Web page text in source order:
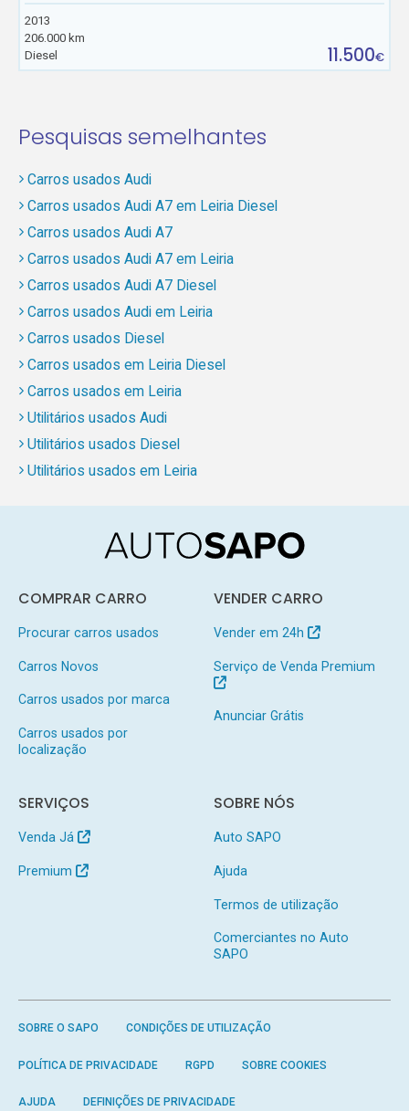
2013
206.000 km
Diesel
11.500€
Pesquisas semelhantes
Carros usados Audi
Carros usados Audi A7 em Leiria Diesel
Carros usados Audi A7
Carros usados Audi A7 em Leiria
Carros usados Audi A7 Diesel
Carros usados Audi em Leiria
Carros usados Diesel
Carros usados em Leiria Diesel
Carros usados em Leiria
Utilitários usados Audi
Utilitários usados Diesel
Utilitários usados em Leiria
COMPRAR CARRO
Procurar carros usados
Carros Novos
Carros usados por marca
Carros usados por
localização
VENDER CARRO
Vender em 24h
Serviço de Venda Premium
Anunciar Grátis
SERVIÇOS
Venda Já
Premium
SOBRE NÓS
Auto SAPO
Ajuda
Termos de utilização
Comerciantes no Auto
SAPO
SOBRE O SAPO CONDIÇÕES DE UTILIZAÇÃO
POLÍTICA DE PRIVACIDADE RGPD SOBRE COOKIES
AJUDA DEFINIÇÕES DE PRIVACIDADE